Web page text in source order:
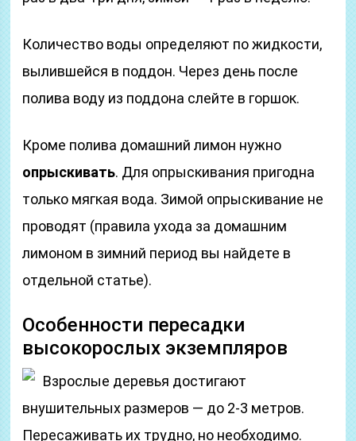
Количество воды определяют по жидкости,
вылившейся в поддон. Через день после
полива воду из поддона слейте в горшок.
Кроме полива домашний лимон нужно
опрыскивать. Для опрыскивания пригодна
только мягкая вода. Зимой опрыскивание не
проводят (правила ухода за домашним
лимоном в зимний период вы найдете в
отдельной статье).
Особенности пересадки
высокорослых экземпляров
Взрослые деревья достигают
внушительных размеров — до 2-3 метров.
Пересаживать их трудно, но необходимо.